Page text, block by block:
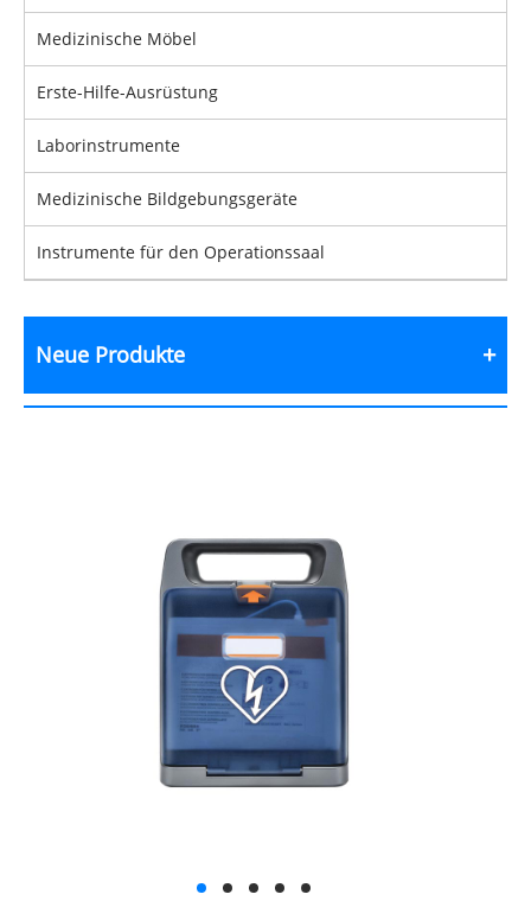
Medizinische Möbel
Erste-Hilfe-Ausrüstung
Laborinstrumente
Medizinische Bildgebungsgeräte
Instrumente für den Operationssaal
Neue Produkte